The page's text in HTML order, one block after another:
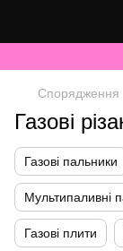
Спорядження
Газові
Газові пальники
Мультипаливні
Газові плити